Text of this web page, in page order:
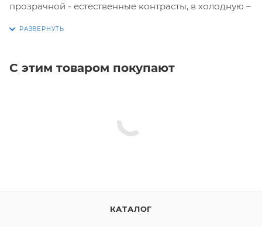
прозрачной - естественные контрасты, в холодную –
С этим товаром покупают
КАТАЛОГ